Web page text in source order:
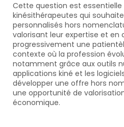
Cette question est essentielle
kinésithérapeutes qui
personnalisés hors
valorisant leur expertise et en
progressivement une
contexte où la profession
notamment grâce aux outils
applications kiné et les
développer une offre hors
une opportunité de
économique.